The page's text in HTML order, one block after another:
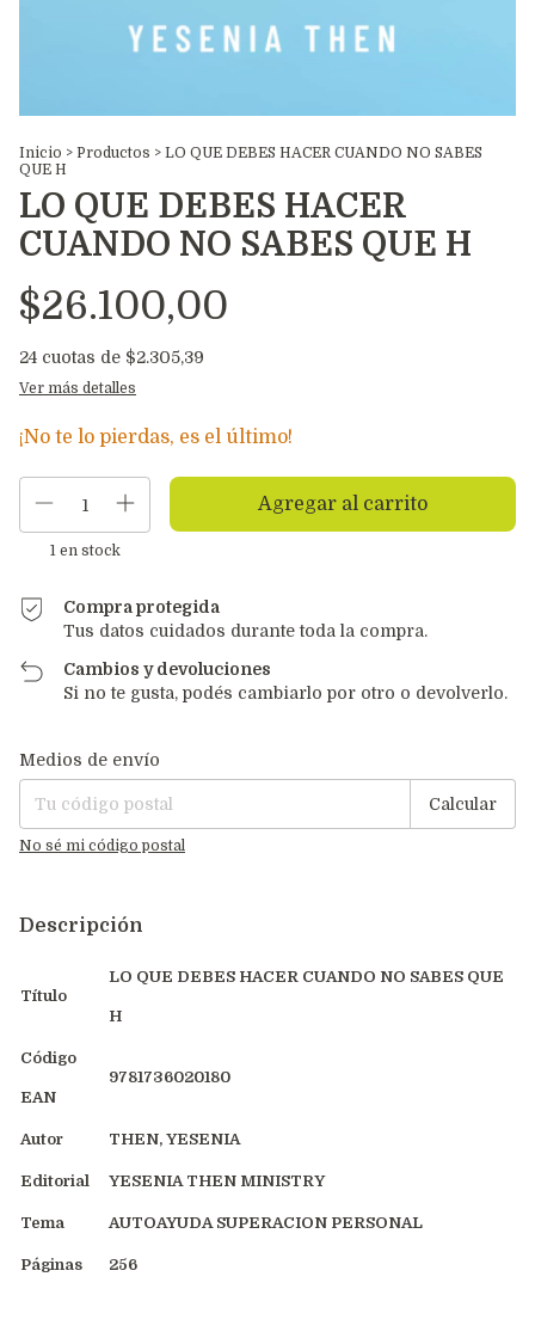
Inicio > Productos > LO QUE DEBES HACER CUANDO NO SABES
QUE H
LO QUE DEBES HACER
CUANDO NO SABES QUE H
$26.100,00
24 cuotas de $2.305,39
Ver más detalles
¡No te lo pierdas, es el último!
1en stock
Compra protegida
Tus datos cuidados durante toda la compra.
Cambios y devoluciones
Si no te gusta, podés cambiarlo por otro o devolverlo.
Entregas para el CP:
Medios de envío
Calcular
No sé mi código postal
Descripción
Título
LO QUE DEBES HACER CUANDO NO SABES QUE
H
Código
EAN
9781736020180
Autor THEN, YESENIA
Editorial YESENIA THEN MINISTRY
Tema AUTOAYUDA SUPERACION PERSONAL
Páginas 256